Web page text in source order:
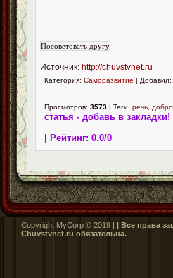
Источник: http://chuvstvnet.ru
Категория: Саморазвитие | Добавил:
Просмотров: 3573 | Теги: речь добро
статья - добавь в закладки!
| Рейтинг: 0.0/0
Copyright MyCorp © 2019 | | Все права
Сhuvstvnet.ru обязательна.